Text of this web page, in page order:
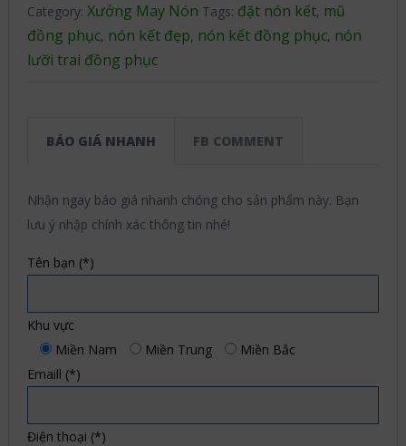
Category: Xưởng May Nón Tags: đặt nón kết, mũ
đồng phục, nón kết đẹp, nón kết đồng phục, nón
lưỡi trai đồng phục
BÁO GIÁ NHANH FB COMMENT
Nhận ngay báo giá nhanh chóng cho sản phẩm này. Bạn
lưu ý nhập chính xác thông tin nhé!
Tên bạn (*)
Khu vực
Miền Nam
Miền Trung
Miền Bắc
Emaill (*)
Điện thoại (*)